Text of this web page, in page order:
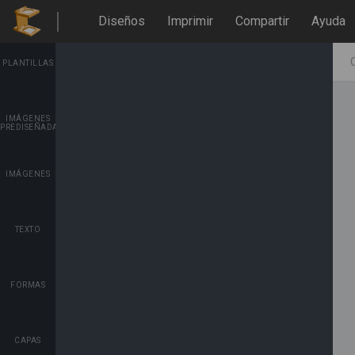
Diseños Imprimir Compartir Ayuda
PLANTILLAS
IMÁGENES
PREDISEÑADAS
IMÁGENES
TEXTO
FORMAS
CAPAS